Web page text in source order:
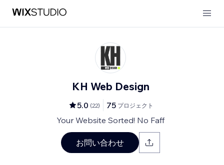
KH Web Design
5.0 (22) 75 プロジェクト
Your Website Sorted! No Faff
お問い合わせ